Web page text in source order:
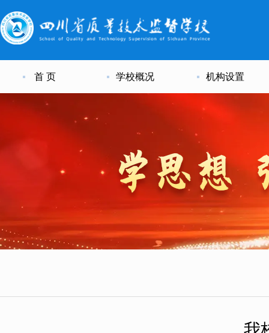
首 页 学校概况 机构设置